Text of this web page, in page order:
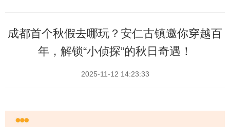
成都首个秋假去哪玩？安仁古镇邀你穿越百
年，解锁“小侦探”的秋日奇遇！
2025-11-12 14:23:33